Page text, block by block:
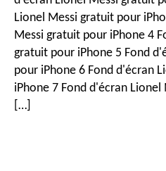
Lionel Messi gratuit pour
Messi gratuit pour iPhone 4
gratuit pour iPhone 5 Fond
pour iPhone 6 Fond d'écran
iPhone 7 Fond d'écran
[…]